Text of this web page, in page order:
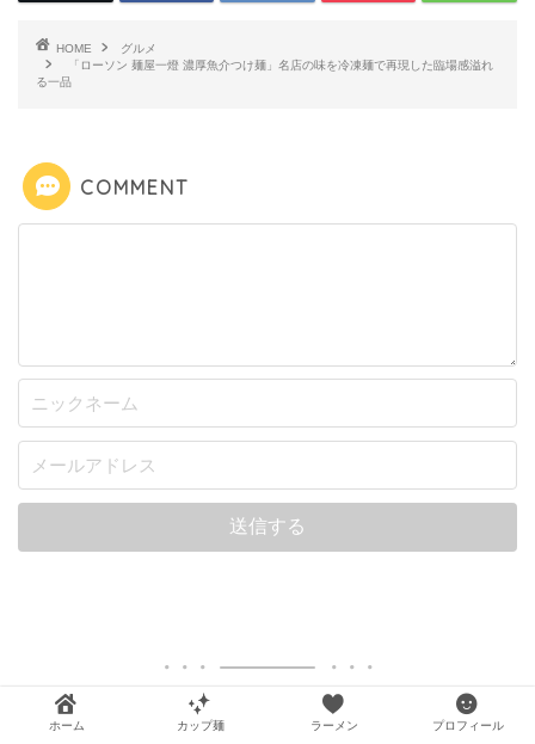
HOME
グルメ
「ローソン 麺屋一燈 濃厚魚介つけ麺」名店の味を冷凍麺で再現した臨場感溢れ
る一品
COMMENT
ホーム カップ麺 ラーメン プロフィール